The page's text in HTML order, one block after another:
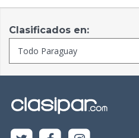
Clasificados en: